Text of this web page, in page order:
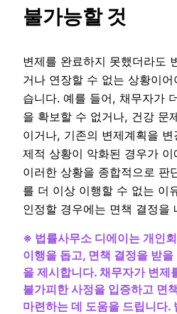
불가능할 것
변제를 완료하지 못했더라도
거나 연장할 수 없는 상황이
습니다. 예를 들어, 채무자가
을 확보할 수 없거나, 건강 문
이거나, 기존의 변제계획을
제적 상황이 악화된 경우가
이러한 상황을 종합적으로 판
를 더 이상 이행할 수 없는 이
인정할 경우에는 면책 결정을
※ 법률사무소 디에이는 개인
이행을 돕고, 면책 결정을 받
을 제시합니다. 채무자가 변제
불가피한 사정을 입증하고 면
마련하는 데 도움을 드립니다.